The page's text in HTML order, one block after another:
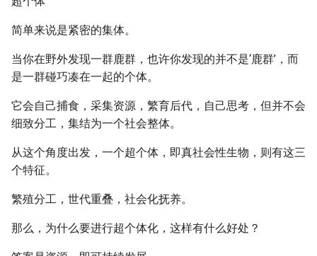
简单来说是紧密的集体。
当你在野外发现一群鹿群，也许你发现的并不是‘鹿群’，而
是一群碰巧凑在一起的个体。
它会自己捕食，采集资源，繁育后代，自己思考，但并不会
细致分工，集结为一个社会整体。
从这个角度出发，一个超个体，即真社会性生物，则有这三
个特征。
繁殖分工，世代重叠，社会化抚养。
那么，为什么要进行超个体化，这样有什么好处？